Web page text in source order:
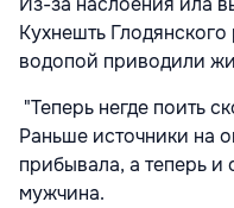
Кухнешть
водопой приводили
"Теперь негде поить
Раньше источники на
прибывала, а теперь
мужчина.